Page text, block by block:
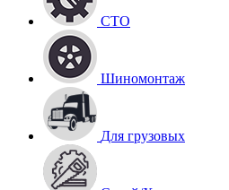
СТО
Шиномонтаж
Для грузовых